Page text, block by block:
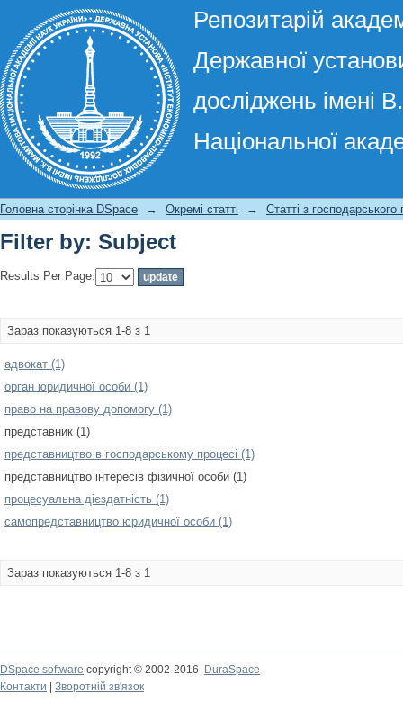
Репозитарій
Державної
досліджень імені
Національної
Filter by: Subject
Головна сторінка DSpace → Окремі статті → Статті з господарського
Filter by: Subject
Results Per Page:
Зараз показуються 1-8 з 1
адвокат (1)
орган юридичної особи (1)
право на правову допомогу (1)
представник (1)
представництво в господарському процесі (1)
представництво інтересів фізичної особи (1)
процесуальна дієздатність (1)
самопредставництво юридичної особи (1)
Зараз показуються 1-8 з 1
DSpace software copyright © 2002-2016
DuraSpace
Контакти
Зворотній зв'язок